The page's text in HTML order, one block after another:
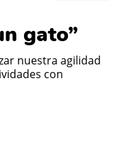
gato”
con